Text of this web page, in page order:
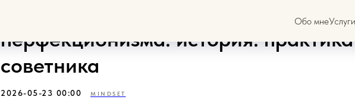
Обо мне
Как управляющий партнёр
перфекционизма: история: практика
советника
2026-05-23 00:00 MINDSET